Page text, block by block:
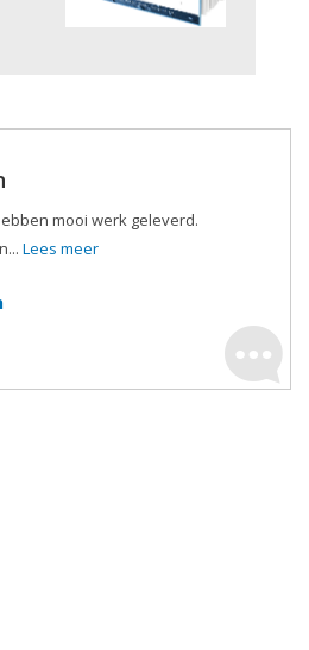
mooi werk geleverd.
Lees meer